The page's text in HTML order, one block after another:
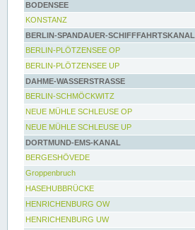
BODENSEE
KONSTANZ
BERLIN-SPANDAUER-SCHIFFFAHRTSKANAL
BERLIN-PLÖTZENSEE OP
BERLIN-PLÖTZENSEE UP
DAHME-WASSERSTRASSE
BERLIN-SCHMÖCKWITZ
NEUE MÜHLE SCHLEUSE OP
NEUE MÜHLE SCHLEUSE UP
DORTMUND-EMS-KANAL
BERGESHÖVEDE
Groppenbruch
HASEHUBBRÜCKE
HENRICHENBURG OW
HENRICHENBURG UW